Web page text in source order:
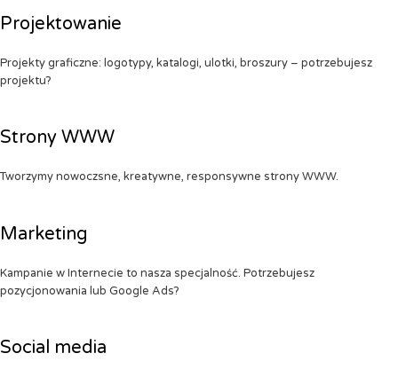
Projektowanie
Projekty graficzne: logotypy, katalogi, ulotki, broszury – potrzebujesz
projektu?
Strony WWW
Tworzymy nowoczsne, kreatywne, responsywne strony WWW.
Marketing
Kampanie w Internecie to nasza specjalność. Potrzebujesz
pozycjonowania lub Google Ads?
Social media